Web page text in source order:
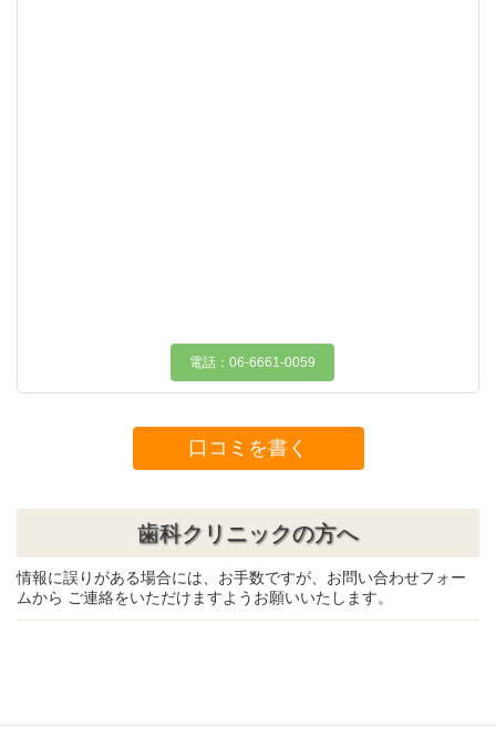
電話：06-6661-0059
口コミを書く
歯科クリニックの方へ
情報に誤りがある場合には、お手数ですが、お問い合わせフォー
ムから ご連絡をいただけますようお願いいたします。